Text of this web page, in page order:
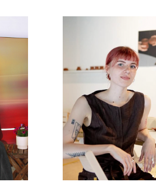
Kasia Kaczmarek